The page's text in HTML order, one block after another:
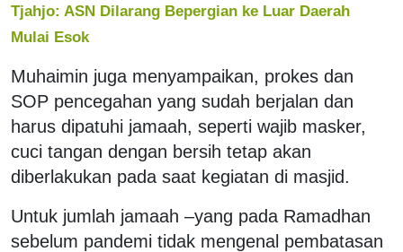
Tjahjo: ASN Dilarang Bepergian ke Luar Daerah
Mulai Esok
Muhaimin juga menyampaikan, prokes dan
SOP pencegahan yang sudah berjalan dan
harus dipatuhi jamaah, seperti wajib masker,
cuci tangan dengan bersih tetap akan
diberlakukan pada saat kegiatan di masjid.
Untuk jumlah jamaah –yang pada Ramadhan
sebelum pandemi tidak mengenal pembatasan